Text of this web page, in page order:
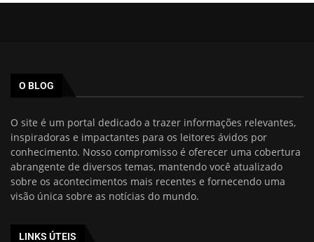
O BLOG
O site é um portal dedicado a trazer informações relevantes,
inspiradoras e impactantes para os leitores ávidos por
conhecimento. Nosso compromisso é oferecer uma cobertura
abrangente de diversos temas, mantendo você atualizado
sobre os acontecimentos mais recentes e fornecendo uma
visão única sobre as notícias do mundo.
LINKS ÚTEIS